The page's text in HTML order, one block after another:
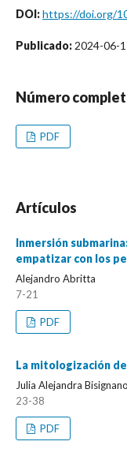
DOI:https://doi.org/
Publicado: 2024-06-
Número
PDF
Artículos
Inmersión
empatizar con los
Alejandro Abritta
7-21
PDF
La mitologización
Julia Alejandra Bisignano
23-38
PDF